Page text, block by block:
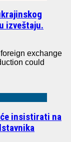
izveštaju.
exchange
could
će insistirati na